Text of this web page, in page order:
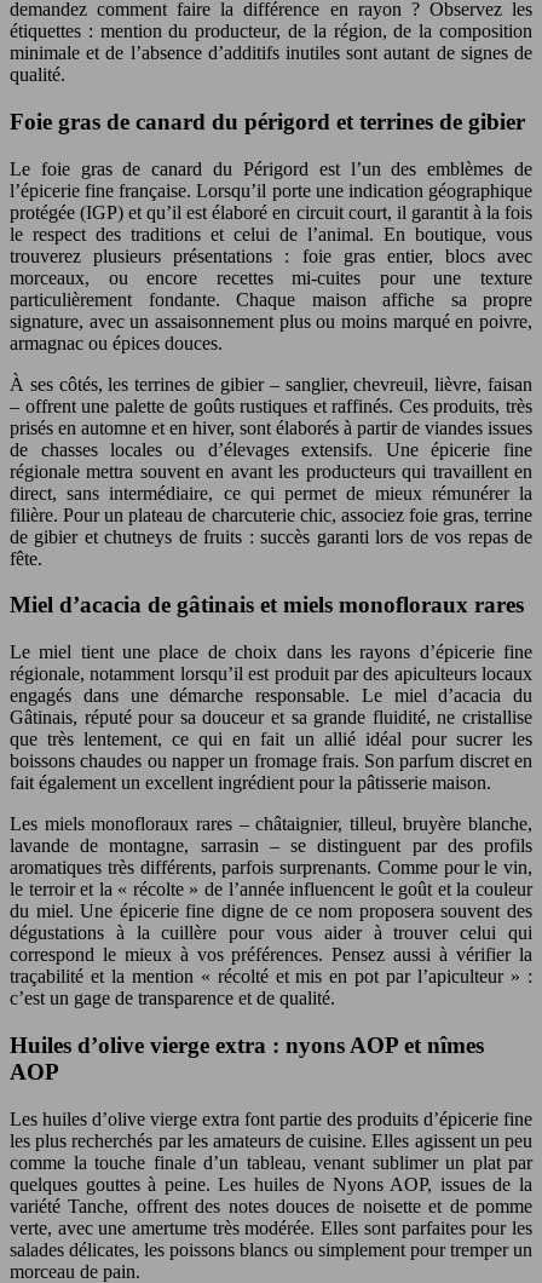
demandez comment faire la différence en rayon ? Observez les
étiquettes : mention du producteur, de la région, de la composition
minimale et de l’absence d’additifs inutiles sont autant de signes de
qualité.
Foie gras de canard du périgord et terrines de gibier
Le foie gras de canard du Périgord est l’un des emblèmes de
l’épicerie fine française. Lorsqu’il porte une indication géographique
protégée (IGP) et qu’il est élaboré en circuit court, il garantit à la fois
le respect des traditions et celui de l’animal. En boutique, vous
trouverez plusieurs présentations : foie gras entier, blocs avec
morceaux, ou encore recettes mi-cuites pour une texture
particulièrement fondante. Chaque maison affiche sa propre
signature, avec un assaisonnement plus ou moins marqué en poivre,
armagnac ou épices douces.
À ses côtés, les terrines de gibier – sanglier, chevreuil, lièvre, faisan
– offrent une palette de goûts rustiques et raffinés. Ces produits, très
prisés en automne et en hiver, sont élaborés à partir de viandes issues
de chasses locales ou d’élevages extensifs. Une épicerie fine
régionale mettra souvent en avant les producteurs qui travaillent en
direct, sans intermédiaire, ce qui permet de mieux rémunérer la
filière. Pour un plateau de charcuterie chic, associez foie gras, terrine
de gibier et chutneys de fruits : succès garanti lors de vos repas de
fête.
Miel d’acacia de gâtinais et miels monofloraux rares
Le miel tient une place de choix dans les rayons d’épicerie fine
régionale, notamment lorsqu’il est produit par des apiculteurs locaux
engagés dans une démarche responsable. Le miel d’acacia du
Gâtinais, réputé pour sa douceur et sa grande fluidité, ne cristallise
que très lentement, ce qui en fait un allié idéal pour sucrer les
boissons chaudes ou napper un fromage frais. Son parfum discret en
fait également un excellent ingrédient pour la pâtisserie maison.
Les miels monofloraux rares – châtaignier, tilleul, bruyère blanche,
lavande de montagne, sarrasin – se distinguent par des profils
aromatiques très différents, parfois surprenants. Comme pour le vin,
le terroir et la « récolte » de l’année influencent le goût et la couleur
du miel. Une épicerie fine digne de ce nom proposera souvent des
dégustations à la cuillère pour vous aider à trouver celui qui
correspond le mieux à vos préférences. Pensez aussi à vérifier la
traçabilité et la mention « récolté et mis en pot par l’apiculteur » :
c’est un gage de transparence et de qualité.
Huiles d’olive vierge extra : nyons AOP et nîmes
AOP
Les huiles d’olive vierge extra font partie des produits d’épicerie fine
les plus recherchés par les amateurs de cuisine. Elles agissent un peu
comme la touche finale d’un tableau, venant sublimer un plat par
quelques gouttes à peine. Les huiles de Nyons AOP, issues de la
variété Tanche, offrent des notes douces de noisette et de pomme
verte, avec une amertume très modérée. Elles sont parfaites pour les
salades délicates, les poissons blancs ou simplement pour tremper un
morceau de pain.